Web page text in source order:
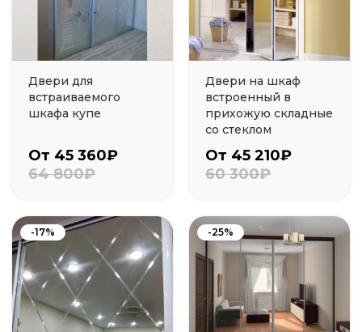
Двери для
встраиваемого
шкафа купе
От 45 360₽
64 800₽
Двери на шкаф
встроенный в
прихожую складные
со стеклом
От 45 210₽
60 300₽
-17% -25%